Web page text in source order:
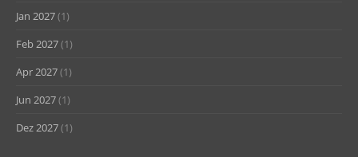
Jan 2027(1)
Feb 2027(1)
Apr 2027(1)
Jun 2027(1)
Dez 2027(1)